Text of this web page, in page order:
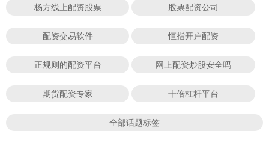
杨方线上配资股票 股票配资公司
配资交易软件 恒指开户配资
正规则的配资平台 网上配资炒股安全吗
期货配资专家 十倍杠杆平台
全部话题标签